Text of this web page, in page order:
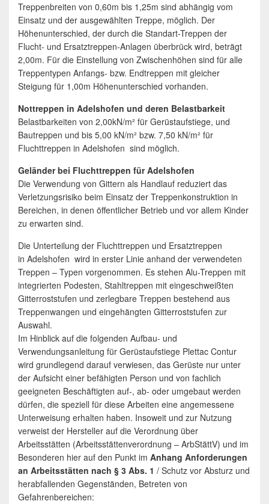
Treppenbreiten von 0,60m bis 1,25m sind abhängig vom
Einsatz und der ausgewählten Treppe, möglich. Der
Höhenunterschied, der durch die Standart-Treppen der
Flucht- und Ersatztreppen-Anlagen überbrück wird, beträgt
2,00m. Für die Einstellung von Zwischenhöhen sind für alle
Treppentypen Anfangs- bzw. Endtreppen mit gleicher
Steigung für 1,00m Höhenunterschied vorhanden.
Nottreppen in Adelshofen und deren Belastbarkeit
Belastbarkeiten von 2,00kN/m² für Gerüstaufstiege, und
Bautreppen und bis 5,00 kN/m² bzw. 7,50 kN/m² für
Fluchttreppen in Adelshofen sind möglich.
Geländer bei Fluchttreppen für Adelshofen
Die Verwendung von Gittern als Handlauf reduziert das
Verletzungsrisiko beim Einsatz der Treppenkonstruktion in
Bereichen, in denen öffentlicher Betrieb und vor allem Kinder
zu erwarten sind.
Die Unterteilung der Fluchttreppen und Ersatztreppen
in Adelshofen wird in erster Linie anhand der verwendeten
Treppen – Typen vorgenommen. Es stehen Alu-Treppen mit
integrierten Podesten, Stahltreppen mit eingeschweißten
Gitterroststufen und zerlegbare Treppen bestehend aus
Treppenwangen und eingehängten Gitterroststufen zur
Auswahl.
Im Hinblick auf die folgenden Aufbau- und
Verwendungsanleitung für Gerüstaufstiege Plettac Contur
wird grundlegend darauf verwiesen, das Gerüste nur unter
der Aufsicht einer befähigten Person und von fachlich
geeigneten Beschäftigten auf-, ab- oder umgebaut werden
dürfen, die speziell für diese Arbeiten eine angemessene
Unterweisung erhalten haben. Insoweit und zur Nutzung
verweist der Hersteller auf die Verordnung über
Arbeitsstätten (Arbeitsstättenverordnung – ArbStättV) und im
Besonderen hier auf den Punkt im Anhang Anforderungen
an Arbeitsstätten nach § 3 Abs. 1 / Schutz vor Absturz und
herabfallenden Gegenständen, Betreten von
Gefahrenbereichen: